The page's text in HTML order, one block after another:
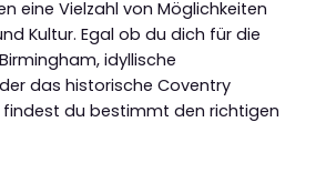
eine Vielzahl von Möglichkeiten
Kultur. Egal ob du dich für die
idyllische
das historische Coventry
findest du bestimmt den richtigen